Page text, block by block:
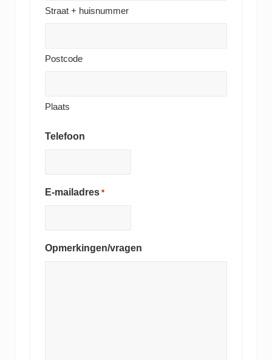
Straat + huisnummer
Postcode
Plaats
Telefoon
E-mailadres *
Opmerkingen/vragen